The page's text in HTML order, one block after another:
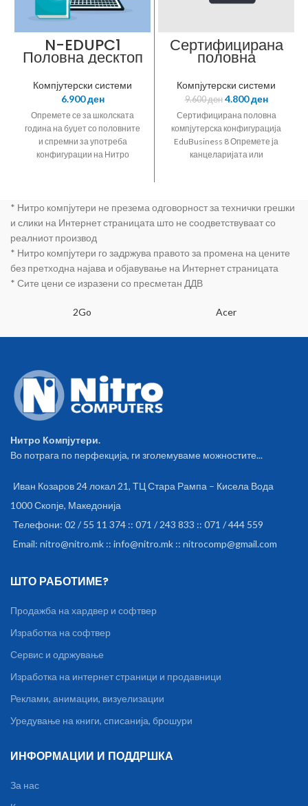
N-EDUPC1
Половна десктоп
конфигурација
DualCore Intel
Pentium E6300
Компјутерски системи
6.900ден
Опремете се за школската
година на буџет со половните
и спремни за употреба
конфигурации на Нитро
употреба конфигурации на
Нитро Компјутери, тестирани
DualCore Intel Pentium E6300,
2x 2.8GHz MB ASRock G31DE
(Gigabit Ethernet, 4x USB, 2x
PS2, 1x DB9 Serial) GPU nVIDIA
DVI-I) HDD 240 GB RAM 2GB
Сертифицирана
половна
конфигурација
EduBusiness 8
Компјутерски системи
9.600ден 4.800ден
Сертифицирана половна
компјутерска конфигурација
EduBusiness 8 Опремете ја
канцеларијата или
* Нитро компјутери не презема одговорност за технички грешки
и слики на Интернет страницата што не соодветствуваат со
реалниот производ
* Нитро компјутери го задржува правото за промена на цените
без претходна најава и објавување на Интернет страницата
* Сите цени се изразени со пресметан ДДВ
2Go Acer
Нитро Компјутери.
Во потрага по перфекција, ги зголемуваме можностите...
Иван Козаров 24 локал 21, ТЦ Стара Рампа – Кисела Вода
1000 Скопје, Македонија
Телефони: 02 / 55 11 374 :: 071 / 243 833 :: 071 / 444 559
Email: nitro@nitro.mk :: info@nitro.mk :: nitrocomp@gmail.com
ШТО РАБОТИМЕ?
Продажба на хардвер и софтвер
Изработка на софтвер
Сервис и одржување
Изработка на интернет страници и продавници
Реклами, анимации, визуелизации
Уредување на книги, списанија, брошури
ИНФОРМАЦИИ И ПОДДРШКА
За нас